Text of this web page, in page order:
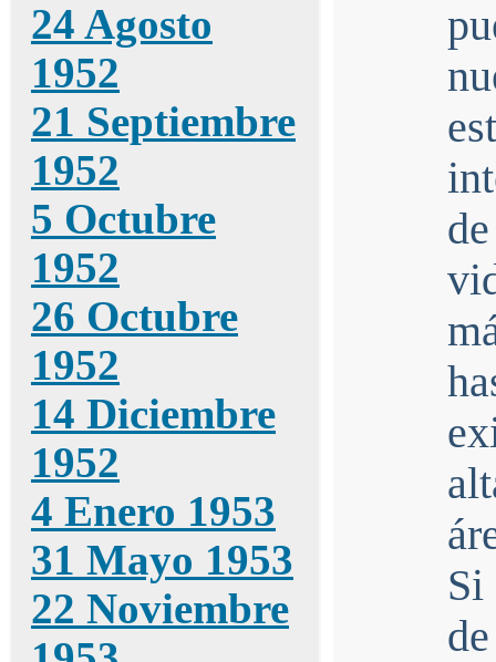
24 Agosto
1952
21 Septiembre
1952
5 Octubre
1952
26 Octubre
1952
14 Diciembre
1952
4 Enero 1953
31 Mayo 1953
22 Noviembre
Si